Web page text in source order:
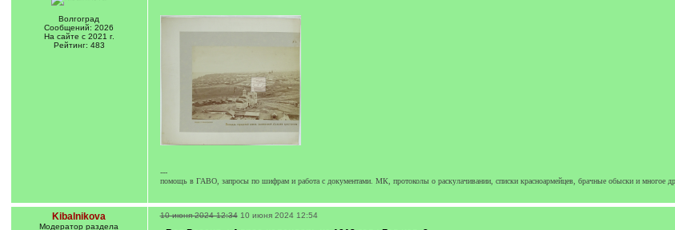
Волгоград
Сообщений: 2026
На сайте с 2021 г.
Рейтинг: 483
---
помощь в ГАВО, запросы по шифрам и работа с документами. МК, протоколы о раскулачивании, списки красноармейцев, брачные обыски и многое
Kibalnikova
Модератор раздела
10 июня 2024 12:34 10 июня 2024 12:54